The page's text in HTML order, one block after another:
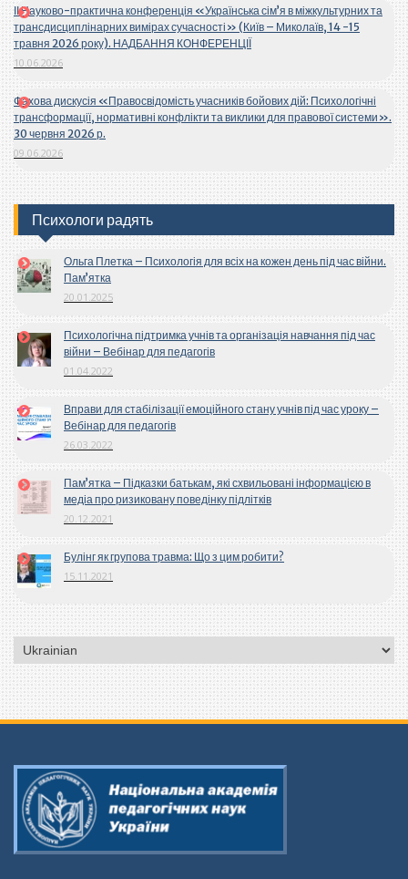
ІІ Науково-практична конференція «Українська сім’я в міжкультурних та
трансдисциплінарних вимірах сучасності» (Київ – Миколаїв, 14 -15
травня 2026 року). НАДБАННЯ КОНФЕРЕНЦІЇ
10.06.2026
Фахова дискусія «Правосвідомість учасників бойових дій: Психологічні
трансформації, нормативні конфлікти та виклики для правової системи».
30 червня 2026 р.
09.06.2026
Психологи радять
Ольга Плетка – Психологія для всіх на кожен день під час війни.
Пам’ятка
20.01.2025
Психологічна підтримка учнів та організація навчання під час
війни – Вебінар для педагогів
01.04.2022
Вправи для стабілізації емоційного стану учнів під час уроку –
Вебінар для педагогів
26.03.2022
Пам’ятка – Підказки батькам, які схвильовані інформацією в
медіа про ризиковану поведінку підлітків
20.12.2021
Булінг як групова травма: Що з цим робити?
15.11.2021
Вибрати
мову